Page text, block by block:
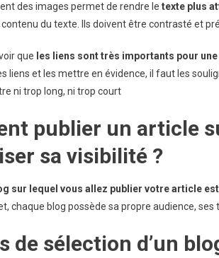
des images permet de rendre le texte plus
du texte. Ils doivent être contrasté et
que les liens sont très importants pour
liens et les mettre en évidence, il faut les
ni trop long, ni trop court
publier un article
sa visibilité ?
sur lequel vous allez publier votre article
chaque blog possède sa propre audience, ses
de sélection d’un